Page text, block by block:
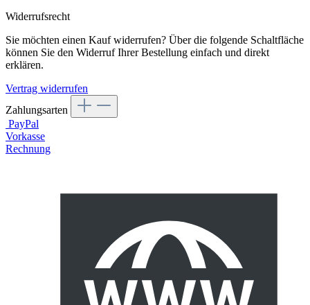
Widerrufsrecht
Sie möchten einen Kauf widerrufen? Über die folgende Schaltfläche
können Sie den Widerruf Ihrer Bestellung einfach und direkt
erklären.
Vertrag widerrufen
Zahlungsarten
PayPal
Vorkasse
Rechnung